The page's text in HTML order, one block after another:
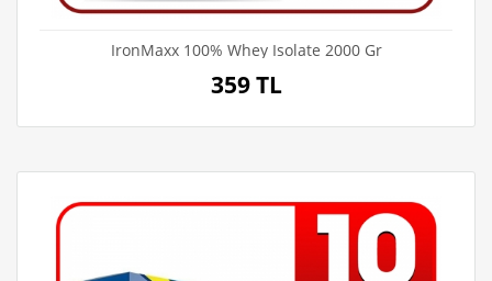
IronMaxx 100% Whey Isolate 2000 Gr
359 TL